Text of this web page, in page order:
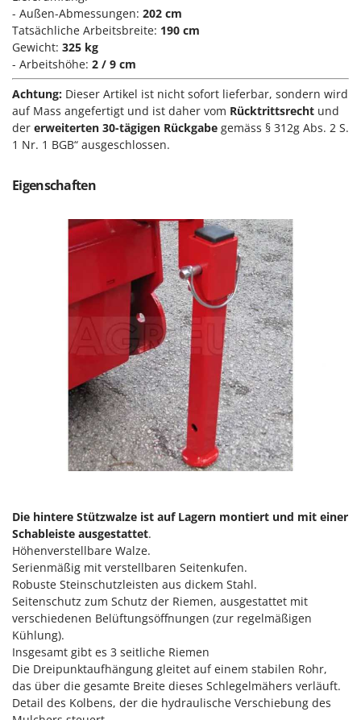
Mähroboter
Maisentkörnungsmaschinen
Manuelle Heckenscheren
Mehrzweck-Sauggeräte
Minibacköfen
Motorhacken - Gartenfräsen
Motorspritzen
Mulcher für Traktor
Notstromaggregat
Nudelmaschinen
Obstmühlen Obsthäcksler Obstmuser
Obstpressen
Olivenernter und Schüttler
Palettengabeln für Traktoren
Pelletpressen
Pflüge für Traktor
Planierschilder für Traktoren
Poolroboter
Pools
Poolstaubsauger
R
Rasenmäher
Rasensodenschneider
Rasentraktoren Aufsitzmäher
Rasentrimmer - Kantenschneider
Rasentrimmer - Motorsensen - Freischneider
Famag
Famur
FARMER
Ferrari Group
Ferroni
FIAC
Fimar
Fiskars
Fontana Forni
Forest Master
Francini
G3 Ferrari
Gardena
GeoTech
GeoTech Pro
Gierre
Ginko - MGM
Gipeco
Girmi
Goodyear
GRAEF
Gre
- Außen-Abmessungen: 202 cm
Tatsächliche Arbeitsbreite: 190 cm
Gewicht: 325 kg
- Arbeitshöhe: 2 / 9 cm
Achtung: Dieser Artikel ist nicht sofort lieferbar, sondern wird
auf Mass angefertigt und ist daher vom Rücktrittsrecht und
der erweiterten 30-tägigen Rückgabe gemäss § 312g Abs. 2 S.
1 Nr. 1 BGB“ ausgeschlossen.
Eigenschaften
Die hintere Stützwalze ist auf Lagern montiert und mit einer
Schableiste ausgestattet.
Höhenverstellbare Walze.
Serienmäßig mit verstellbaren Seitenkufen.
Robuste Steinschutzleisten aus dickem Stahl.
Seitenschutz zum Schutz der Riemen, ausgestattet mit
verschiedenen Belüftungsöffnungen (zur regelmäßigen
Kühlung).
Insgesamt gibt es 3 seitliche Riemen
Die Dreipunktaufhängung gleitet auf einem stabilen Rohr,
das über die gesamte Breite dieses Schlegelmähers verläuft.
Detail des Kolbens, der die hydraulische Verschiebung des